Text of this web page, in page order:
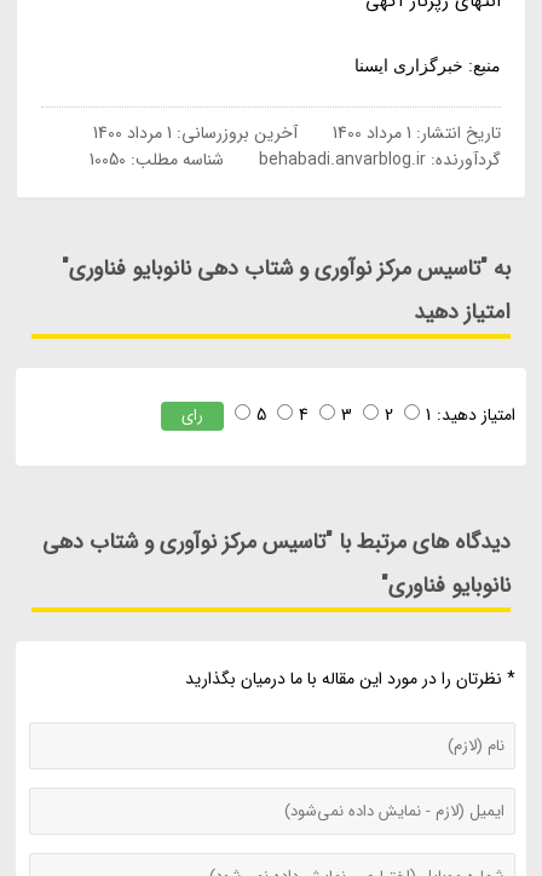
منبع: خبرگزاری ایسنا
تاریخ انتشار: 1 مرداد 1400 آخرین بروزرسانی: 1 مرداد 1400
گردآورنده:behabadi.anvarblog.ir شناسه مطلب: 10050
به "تاسیس مرکز نوآوری و شتاب دهی نانوبایو فناوری"
امتیاز دهید
امتیاز دهید: 1
2
3
4
5 رای
دیدگاه های مرتبط با "تاسیس مرکز نوآوری و شتاب دهی
نانوبایو فناوری"
* نظرتان را در مورد این مقاله با ما درمیان بگذارید